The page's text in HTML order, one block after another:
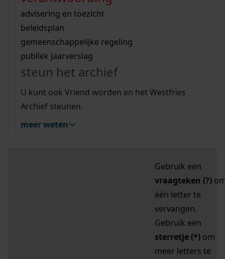
bouwvergunningen
omgevingsvergunningen
vergunningen
beeld en geluid
uitleg nodig?
Wij helpen u op weg met een aantal zoektips.
bekijk alle zoektips
Wij helpen u op weg met een aantal zoektips.
bekijk alle zoektips
bekijk ons geschiedenislokaal
advisering en toezicht
beleidsplan
gemeenschappelijke regeling
publiek jaarverslag
steun het archief
U kunt ook Vriend worden en het Westfries
Archief steunen.
meer weten
zoektips
Mijn Studiezaal (inloggen)
uw zoekopdracht te
Gebruik een
vraagteken (?)
één letter te
vervangen.
Gebruik een
sterretje (*) om
meer letters te